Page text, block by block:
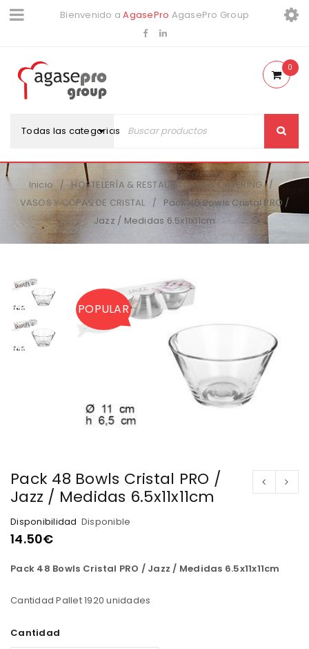
Bienvenido aAgasePro AgasePro Group
Todas las categorias
0
Inicio / HOSTELERÍA & RESTAURACIÓN & CATERING /
VASOS Y COPAS DE CRISTAL /
Pack 48 Bowls Cristal PRO /
Jazz / Medidas 6.5x11x11cm
POPULAR
Pack 48 Bowls Cristal PRO /
Jazz / Medidas 6.5x11x11cm
Disponibilidad Disponible
14.50€
Pack 48 Bowls Cristal PRO / Jazz / Medidas 6.5x11x11cm
Cantidad Pallet 1920 unidades
Cantidad